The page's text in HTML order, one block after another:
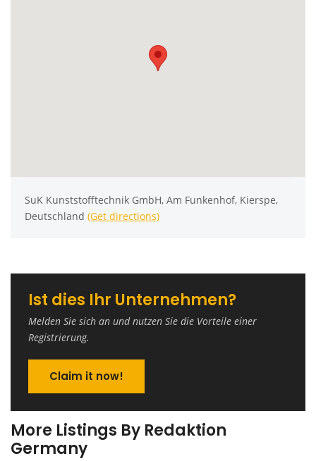
SuK Kunststofftechnik GmbH, Am Funkenhof, Kierspe,
Deutschland (Get directions)
Ist dies Ihr Unternehmen?
Melden Sie sich an und nutzen Sie die Vorteile einer
Registrierung.
Claim it now!
More Listings By Redaktion
Germany